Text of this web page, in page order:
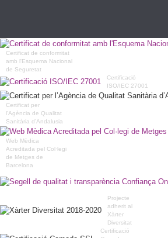
Certificat de conformitat
amb l'Esquema Nacional
de Seguretat
Certificació
ISO/IEC 27001
Certificat per
l’Agència de Qualitat
Sanitària d’Andalusia
Web Mèdica
Acreditada pel Col·legi
de Metges de
Barcelona
Projecte
adherit al
Xàrter
Diversitat
Certificació